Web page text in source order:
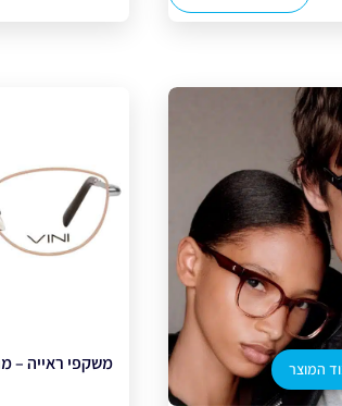
המוצר משקפי ראייה –